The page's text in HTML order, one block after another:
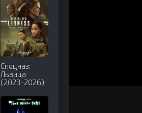
Спецназ:
Львица
(2023-2026)